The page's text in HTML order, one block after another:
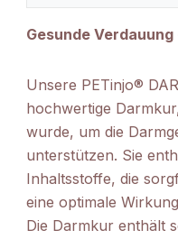
Gesunde
Unsere PETinjo®
hochwertige
wurde, um die
unterstützen. Sie
Inhaltsstoffe, die
eine optimale
Die Darmkur enthält